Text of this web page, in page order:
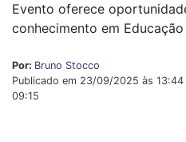
Evento oferece
conhecimento em
Por: Bruno Stocco
Publicado em 23/09/2025 às
09:15